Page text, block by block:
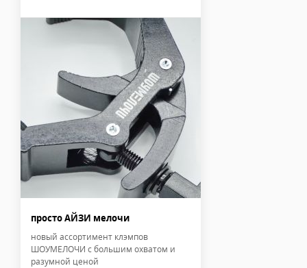
просто АЙЗИ мелочи
новый ассортимент клэмпов
ШОУМЕЛОЧИ с большим охватом и
разумной ценой